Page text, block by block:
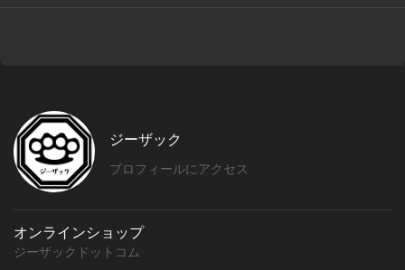
ジーザック
プロフィールにアクセス
オンラインショップ
ジーザックドットコム